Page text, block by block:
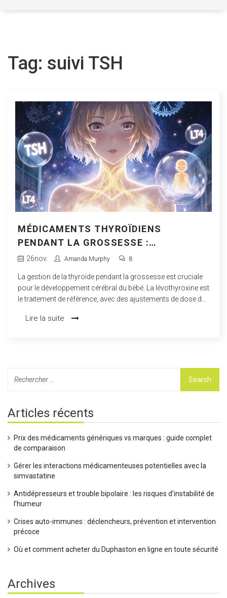
Tag: suivi TSH
MÉDICAMENTS THYROÏDIENS
PENDANT LA GROSSESSE :
AJUSTEMENTS DE DOSE ET SUIVI
26nov. Amanda Murphy 8
La gestion de la thyroïde pendant la grossesse est cruciale
pour le développement cérébral du bébé. La lévothyroxine est
le traitement de référence, avec des ajustements de dose dès
pour éviter les complications.
Lire la suite
Articles récents
Prix des médicaments génériques vs marques : guide complet
de comparaison
Gérer les interactions médicamenteuses potentielles avec la
simvastatine
Antidépresseurs et trouble bipolaire : les risques d’instabilité de
l’humeur
Crises auto-immunes : déclencheurs, prévention et intervention
précoce
Où et comment acheter du Duphaston en ligne en toute sécurité
Archives